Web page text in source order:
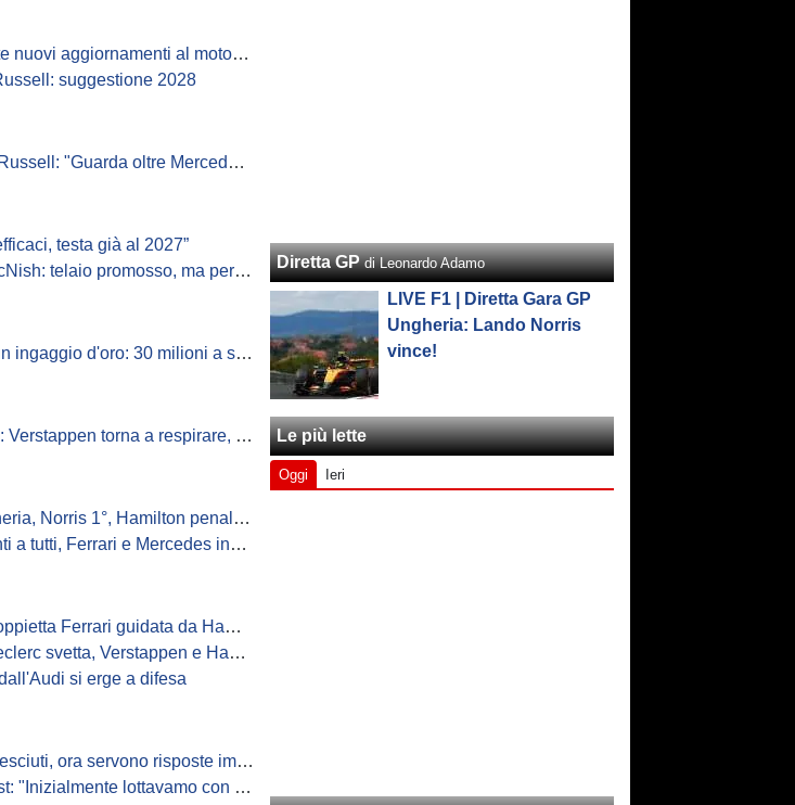
aggiornamenti al motore nel 2026
suggestione 2028
oltre Mercedes, non vuole Antonelli..."
testa già al 2027”
ma per la Power Unit si attende il 2027
d'oro: 30 milioni a stagione
torna a respirare, Hamilton si rifà sotto
1°, Hamilton penalizzato 5°
e Mercedes inseguono: ecco la classifica
Ferrari guidata da Hamilton
Verstappen e Hamilton inseguono
si erge a difesa
ora servono risposte immediate
lottavamo con Red Bull, ora..."
Diretta GP di Leonardo Adamo
LIVE F1 | Diretta Gara GP
Ungheria: Lando Norris
vince!
Le più lette
Oggi Ieri